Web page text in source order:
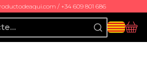
/ +34 609 801 686